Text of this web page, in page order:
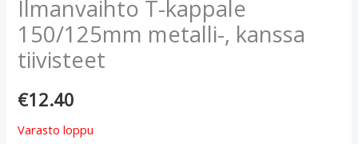
Ilmanvaihto T-kappale
150/125mm metalli-, kanssa
tiivisteet
€12.40
Varasto loppu